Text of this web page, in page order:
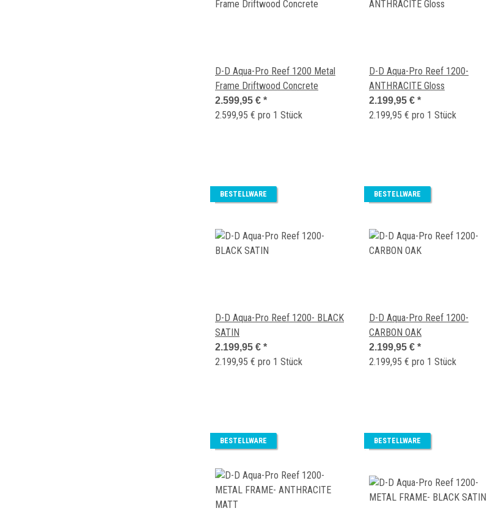
D-D Aqua-Pro Reef 1200 Metal
Frame Driftwood Concrete
2.599,95 € *
2.599,95 € pro 1 Stück
D-D Aqua-Pro Reef 1200-
ANTHRACITE Gloss
2.199,95 € *
2.199,95 € pro 1 Stück
BESTELLWARE
D-D Aqua-Pro Reef 1200- BLACK
SATIN
2.199,95 € *
2.199,95 € pro 1 Stück
BESTELLWARE
D-D Aqua-Pro Reef 1200-
CARBON OAK
2.199,95 € *
2.199,95 € pro 1 Stück
BESTELLWARE BESTELLWARE